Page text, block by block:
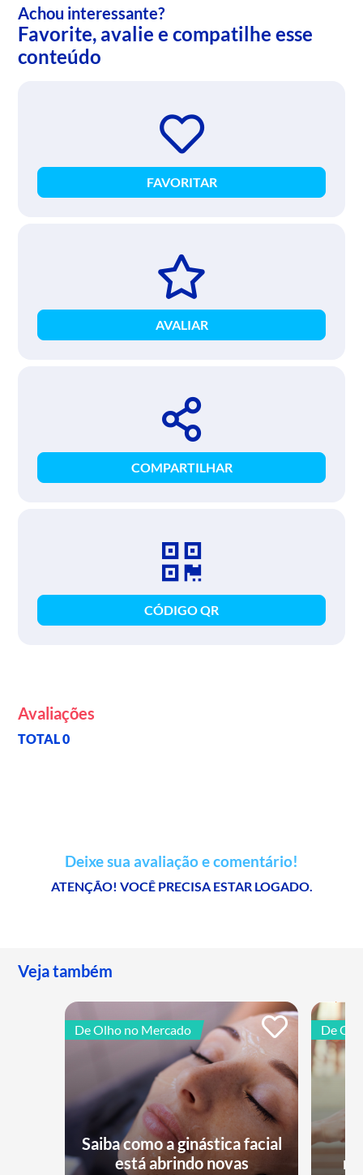
Achou interessante?
Favorite, avalie e compatilhe esse
conteúdo
FAVORITAR
AVALIAR
COMPARTILHAR
CÓDIGO QR
Avaliações
TOTAL 0
Deixe sua avaliação e comentário!
ATENÇÃO! VOCÊ PRECISA ESTAR LOGADO.
Veja também
De Olho no Mercado
Saiba como a ginástica facial
está abrindo novas
De